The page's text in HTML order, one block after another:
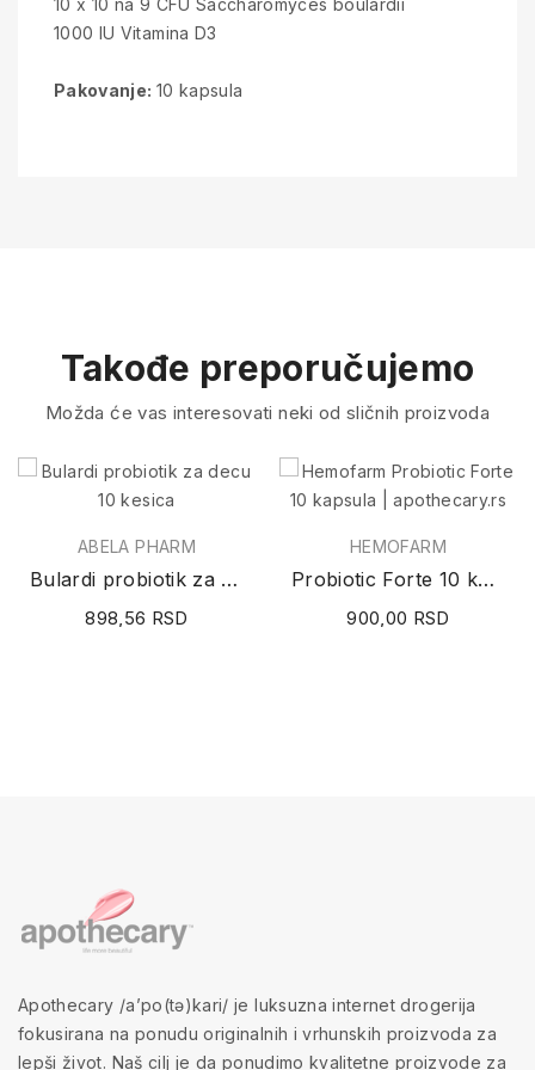
10 x 10 na 9 CFU Saccharomyces boulardii
1000 IU Vitamina D3
Pakovanje: 10 kapsula
Takođe preporučujemo
Možda će vas interesovati neki od sličnih proizvoda
ABELA PHARM
Bulardi probiotik za decu 10 kesica
898,56 RSD
HEMOFARM
Probiotic Forte 10 kapsula
900,00 RSD
Apothecary /a’po(tə)kari/ je luksuzna internet drogerija
fokusirana na ponudu originalnih i vrhunskih proizvoda za
lepši život. Naš cilj je da ponudimo kvalitetne proizvode za